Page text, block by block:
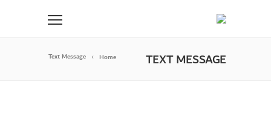
Home
Text Message TEXT MESSAGE